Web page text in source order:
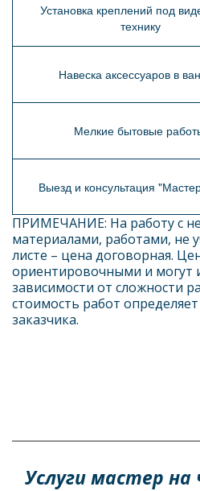
Установка креплений под
технику
Навеска аксессуаров в
Мелкие бытовые
Выезд и консультация
ПРИМЕЧАНИЕ: На работу с
материалами, работами, не
листе – цена договорная.
ориентировочными и могут
зависимости от сложности
стоимость работ
заказчика.
Услуги мастер на